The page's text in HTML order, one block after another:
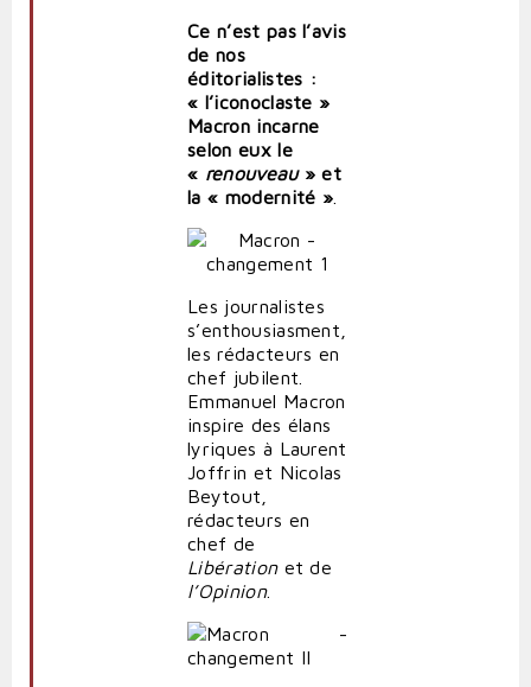
Ce n’est pas l’avis
de nos
éditorialistes :
« l’iconoclaste »
Macron incarne
selon eux le
« renouveau» et
la « modernité »
Les journalistes
s’enthousiasment,
les rédacteurs en
chef jubilent.
Emmanuel Macron
inspire des élans
lyriques à Laurent
Joffrin et Nicolas
Beytout,
rédacteurs en
chef de
Libérationet de
l’Opinion.